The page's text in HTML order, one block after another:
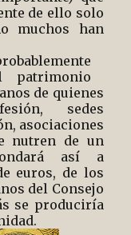
de ello solo
muchos han
patrimonio
de quienes
sedes
asociaciones
nutren de un
así a
euros, de los
del Consejo
se produciría